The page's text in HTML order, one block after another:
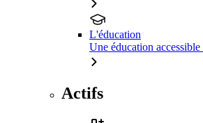
L'éducation
Une éducation accessible
Actifs